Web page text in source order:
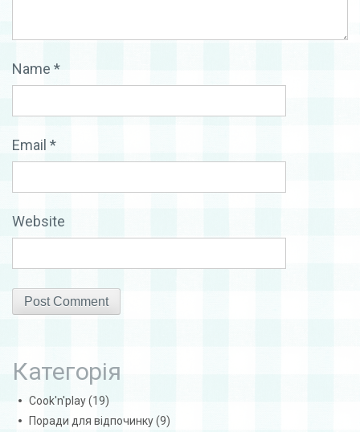
Name *
Email *
Website
Категорія
Cook'n'play(19)
Поради для відпочинку(9)